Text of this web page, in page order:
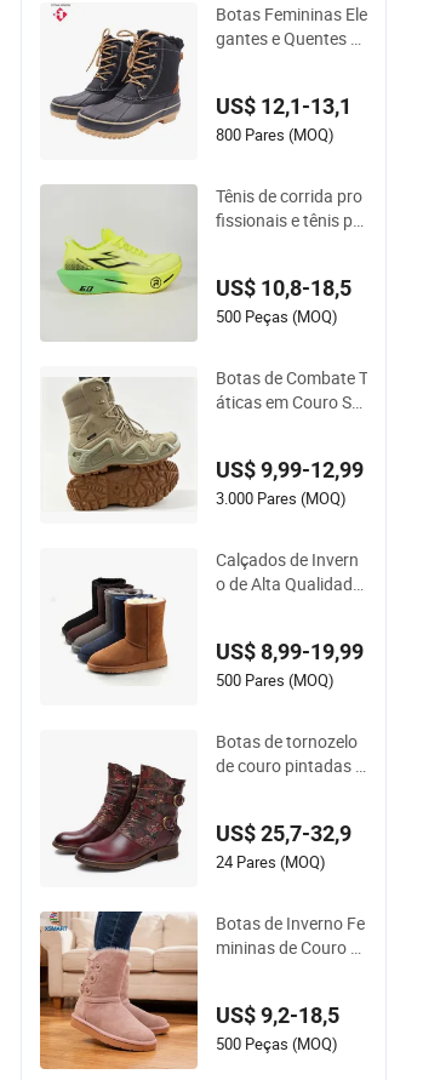
Botas Femininas Ele
gantes e Quentes p
US$ 12,1-13,1
800 Pares (MOQ)
Tênis de corrida pro
fissionais e tênis per
US$ 10,8-18,5
500 Peças (MOQ)
Botas de Combate T
áticas em Couro Su
ha
US$ 9,99-12,99
3.000 Pares (MOQ)
Calçados de Invern
o de Alta Qualidade
e de Inverno por Ata
cado
US$ 8,99-19,99
500 Pares (MOQ)
Botas de tornozelo
de couro pintadas r
a
US$ 25,7-32,9
24 Pares (MOQ)
Botas de Inverno Fe
mininas de Couro F
o ao Ar Livre
US$ 9,2-18,5
500 Peças (MOQ)